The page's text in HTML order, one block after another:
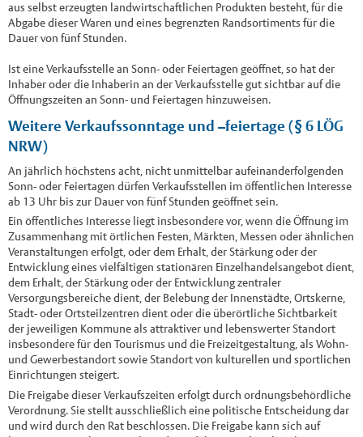
aus selbst erzeugten landwirtschaftlichen Produkten besteht, für die
Abgabe dieser Waren und eines begrenzten Randsortiments für die
Dauer von fünf Stunden.
Ist eine Verkaufsstelle an Sonn- oder Feiertagen geöffnet, so hat der
Inhaber oder die Inhaberin an der Verkaufsstelle gut sichtbar auf die
Öffnungszeiten an Sonn- und Feiertagen hinzuweisen.
Weitere Verkaufssonntage und –feiertage (§ 6 LÖG
NRW)
An jährlich höchstens acht, nicht unmittelbar aufeinanderfolgenden
Sonn- oder Feiertagen dürfen Verkaufsstellen im öffentlichen Interesse
ab 13 Uhr bis zur Dauer von fünf Stunden geöffnet sein.
Ein öffentliches Interesse liegt insbesondere vor, wenn die Öffnung im
Zusammenhang mit örtlichen Festen, Märkten, Messen oder ähnlichen
Veranstaltungen erfolgt, oder dem Erhalt, der Stärkung oder der
Entwicklung eines vielfältigen stationären Einzelhandelsangebot dient,
dem Erhalt, der Stärkung oder der Entwicklung zentraler
Versorgungsbereiche dient, der Belebung der Innenstädte, Ortskerne,
Stadt- oder Ortsteilzentren dient oder die überörtliche Sichtbarkeit
der jeweiligen Kommune als attraktiver und lebenswerter Standort
insbesondere für den Tourismus und die Freizeitgestaltung, als Wohn-
und Gewerbestandort sowie Standort von kulturellen und sportlichen
Einrichtungen steigert.
Die Freigabe dieser Verkaufszeiten erfolgt durch ordnungsbehördliche
Verordnung. Sie stellt ausschließlich eine politische Entscheidung dar
und wird durch den Rat beschlossen. Die Freigabe kann sich auf